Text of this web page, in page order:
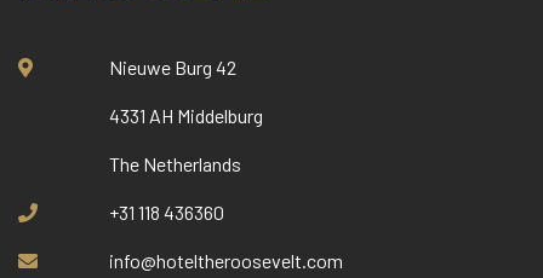
Nieuwe Burg 42
4331 AH Middelburg
The Netherlands
+31 118 436360
info@hoteltheroosevelt.com